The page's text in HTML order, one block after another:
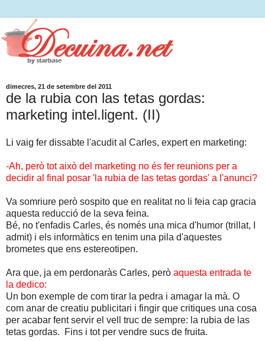
dimecres, 21 de setembre del 2011
de la rubia con las tetas gordas:
marketing intel.ligent. (II)
Li vaig fer dissabte l'acudit al Carles, expert en marketing:
-Ah, però tot això del marketing no és fer reunions per a
decidir al final posar 'la rubia de las tetas gordas' a l'anunci?
Va somriure però sospito que en realitat no li feia cap gracia
aquesta reducció de la seva feina.
Bé, no t'enfadis Carles, és només una mica d'humor (trillat, I
admit) i els informàtics en tenim una pila d'aquestes
brometes que ens estereotipen.
Ara que, ja em perdonaràs Carles, però aquesta entrada te
la dedico:
Un bon exemple de com tirar la pedra i amagar la mà. O
com anar de creatiu publicitari i fingir que critiques una cosa
per acabar fent servir el vell truc de sempre: la rubia de las
tetas gordas. Fins i tot per vendre sucs de fruita.